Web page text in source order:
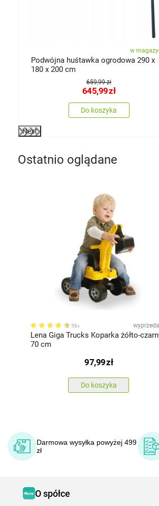
w
Podwójna huśtawka ogrodowa 290 x
180 x 200 cm
659,99 zł
645,99zł
Do koszyka
Next
Ostatnio oglądane
58x
Lena Giga Trucks Koparka żółto-
70 cm
97,99zł
Do koszyka
Darmowa wysyłka powyżej 499
zł
O spółce